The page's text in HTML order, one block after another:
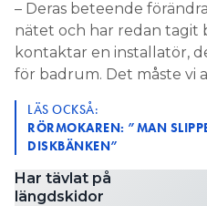
– Deras beteende
nätet och har redan tagit
kontaktar en installatör,
för badrum. Det måste vi
LÄS OCKSÅ:
RÖRMOKAREN: ”MAN
DISKBÄNKEN”
Har tävlat på
längdskidor